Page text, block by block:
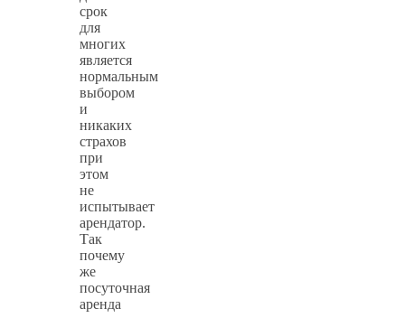
срок
для
многих
является
нормальным
выбором
и
никаких
страхов
при
этом
не
испытывает
арендатор.
Так
почему
же
посуточная
аренда